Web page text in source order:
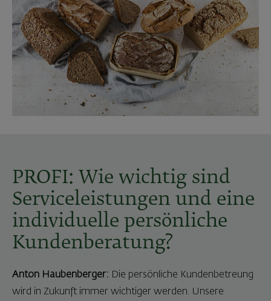
PROFI: Wie wichtig sind
Serviceleistungen und eine
individuelle persönliche
Kundenberatung?
Anton Haubenberger: Die persönliche Kundenbetreung
wird in Zukunft immer wichtiger werden. Unsere